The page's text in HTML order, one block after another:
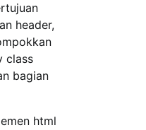
header,
class
bagian
html